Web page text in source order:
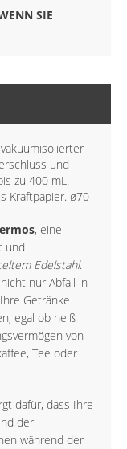
SIE
und
zu 400 mL.
Kraftpapier. ø70
, eine
und
Edelstahl.
nur Abfall in
Getränke
egal ob heiß
von
Tee oder
dafür, dass Ihre
der
während der